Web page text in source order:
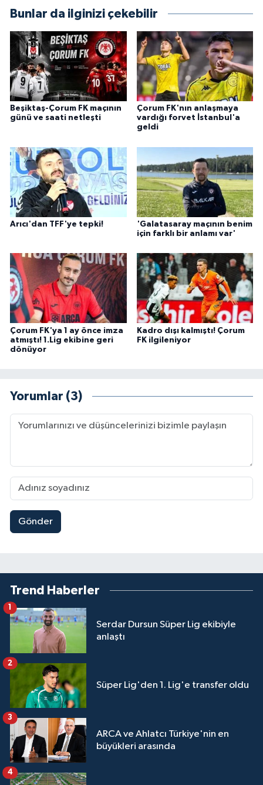
Bunlar da ilginizi çekebilir
Beşiktaş-Çorum FK maçının
günü ve saati netleşti
Çorum FK'nın anlaşmaya
vardığı forvet İstanbul'a
geldi
Arıcı'dan TFF'ye tepki!
'Galatasaray maçının benim
için farklı bir anlamı var'
Çorum FK'ya 1 ay önce imza
atmıştı! 1.Lig ekibine geri
dönüyor
Kadro dışı kalmıştı! Çorum
FK ilgileniyor
Yorumlar (3)
Gönder
Trend Haberler
Serdar Dursun Süper Lig ekibiyle
anlaştı
Süper Lig'den 1. Lig'e transfer oldu
2
ARCA ve Ahlatcı Türkiye'nin en
büyükleri arasında
3
4